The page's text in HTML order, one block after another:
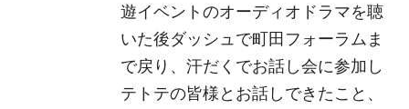
遊イベントのオーディオドラマを聴
いた後ダッシュで町田フォーラムま
で戻り、汗だくでお話し会に参加し
テトテの皆様とお話しできたこと、